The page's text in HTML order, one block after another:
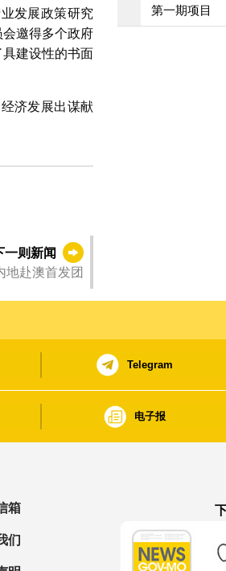
发展政策研究
邀得多个政府
建设性的书面
济发展出谋献
一则新闻
地赴澳首发团
第一期项目
Telegram
电子报
箱
们